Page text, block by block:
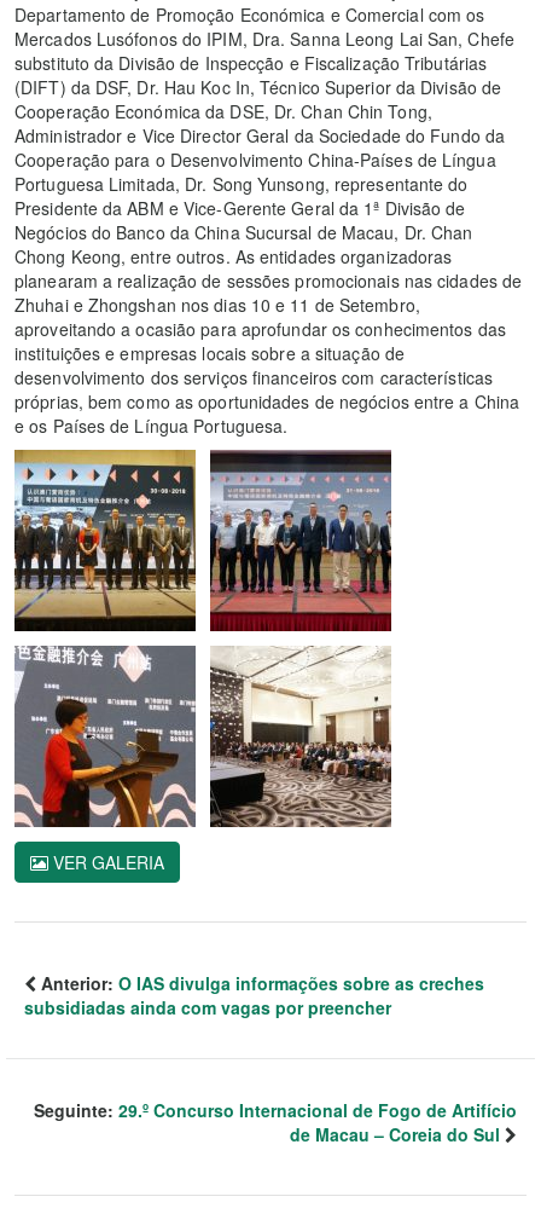
Departamento de Promoção Económica e Comercial com os
Mercados Lusófonos do IPIM, Dra. Sanna Leong Lai San, Chefe
substituto da Divisão de Inspecção e Fiscalização Tributárias
(DIFT) da DSF, Dr. Hau Koc In, Técnico Superior da Divisão de
Cooperação Económica da DSE, Dr. Chan Chin Tong,
Administrador e Vice Director Geral da Sociedade do Fundo da
Cooperação para o Desenvolvimento China-Países de Língua
Portuguesa Limitada, Dr. Song Yunsong, representante do
Presidente da ABM e Vice-Gerente Geral da 1ª Divisão de
Negócios do Banco da China Sucursal de Macau, Dr. Chan
Chong Keong, entre outros. As entidades organizadoras
planearam a realização de sessões promocionais nas cidades de
Zhuhai e Zhongshan nos dias 10 e 11 de Setembro,
aproveitando a ocasião para aprofundar os conhecimentos das
instituições e empresas locais sobre a situação de
desenvolvimento dos serviços financeiros com características
próprias, bem como as oportunidades de negócios entre a China
e os Países de Língua Portuguesa.
VER GALERIA
Anterior: O IAS divulga informações sobre as creches
subsidiadas ainda com vagas por preencher
Seguinte: 29.º Concurso Internacional de Fogo de Artifício
de Macau – Coreia do Sul